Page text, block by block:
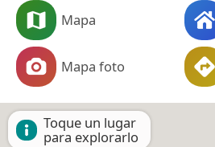
Mapa
Mapa foto
Toque un lugar
para explorarlo